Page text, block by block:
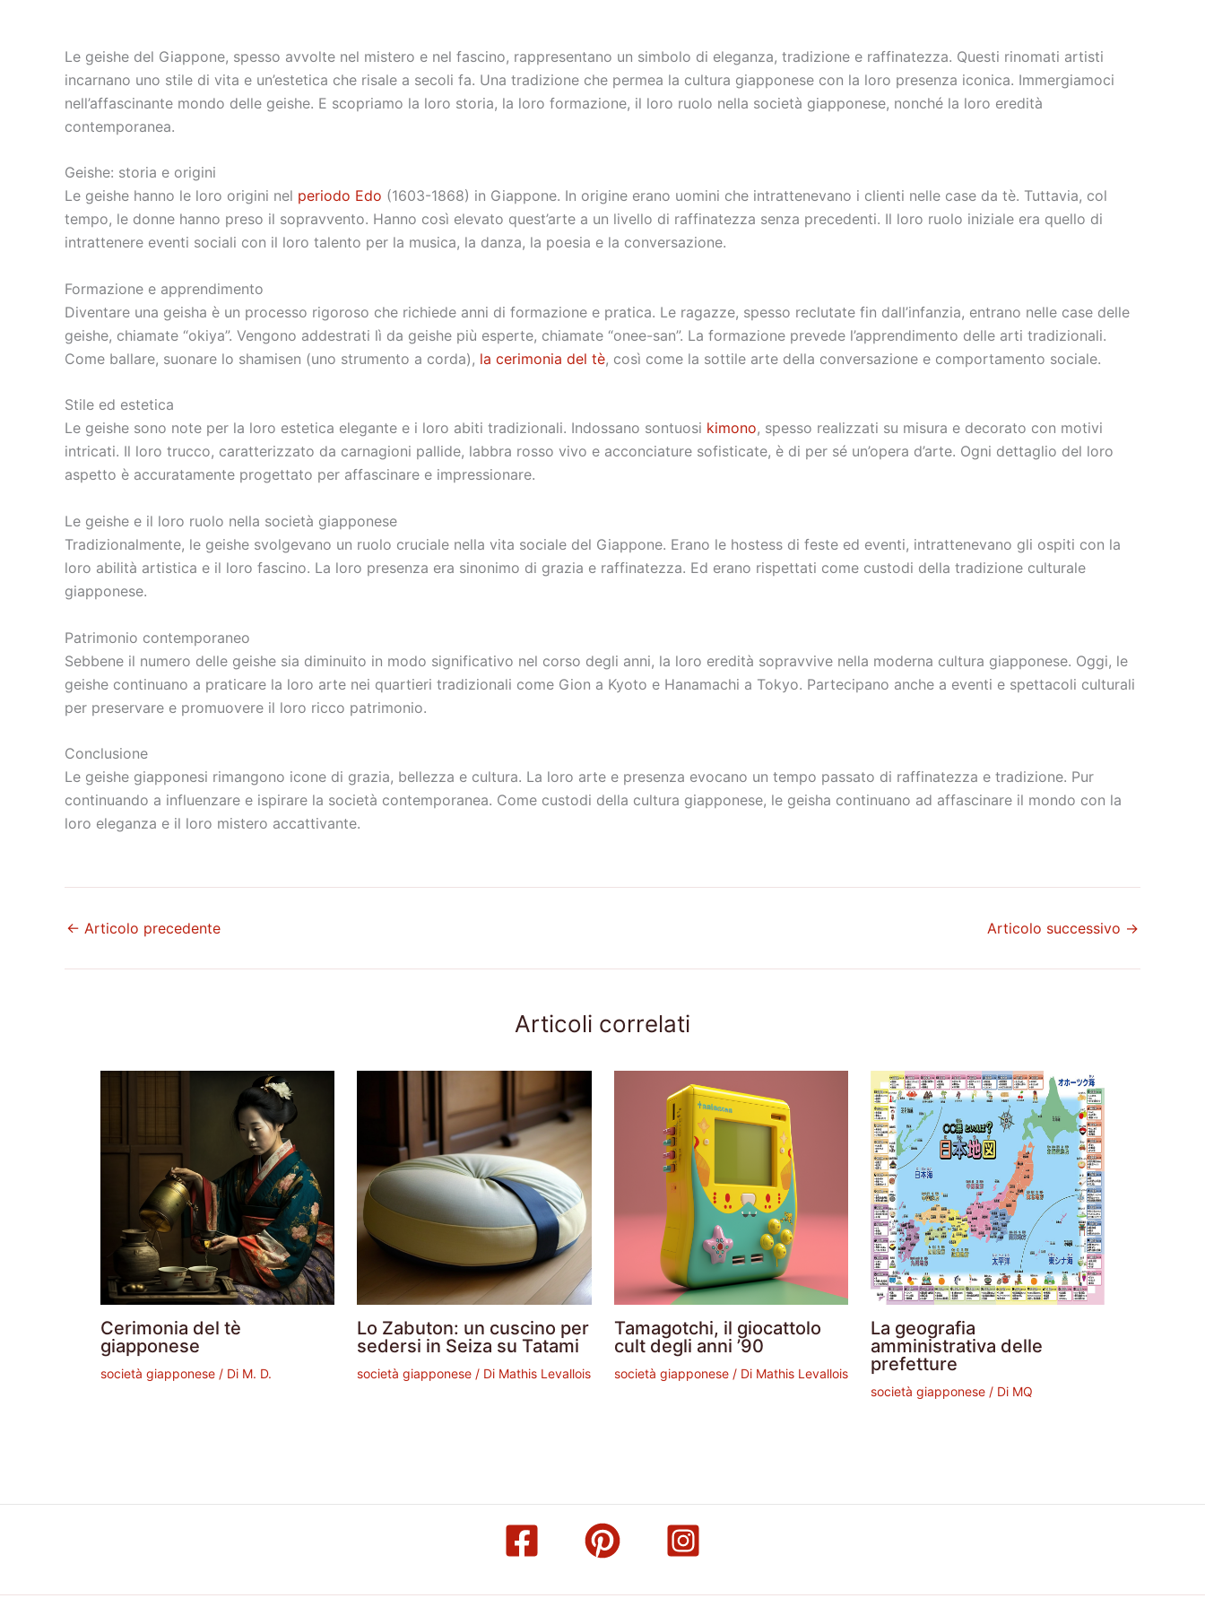
Le geishe del Giappone, spesso avvolte nel mistero e nel fascino, rappresentano un simbolo di eleganza, tradizione e raffinatezza. Questi rinomati artisti
incarnano uno stile di vita e un’estetica che risale a secoli fa. Una tradizione che permea la cultura giapponese con la loro presenza iconica. Immergiamoci
nell’affascinante mondo delle geishe. E scopriamo la loro storia, la loro formazione, il loro ruolo nella società giapponese, nonché la loro eredità
contemporanea.
Geishe: storia e origini
Le geishe hanno le loro origini nel periodo Edo (1603-1868) in Giappone. In origine erano uomini che intrattenevano i clienti nelle case da tè. Tuttavia, col
tempo, le donne hanno preso il sopravvento. Hanno così elevato quest’arte a un livello di raffinatezza senza precedenti. Il loro ruolo iniziale era quello di
intrattenere eventi sociali con il loro talento per la musica, la danza, la poesia e la conversazione.
Formazione e apprendimento
Diventare una geisha è un processo rigoroso che richiede anni di formazione e pratica. Le ragazze, spesso reclutate fin dall’infanzia, entrano nelle case delle
geishe, chiamate “okiya”. Vengono addestrati lì da geishe più esperte, chiamate “onee-san”. La formazione prevede l’apprendimento delle arti tradizionali.
Come ballare, suonare lo shamisen (uno strumento a corda), la cerimonia del tè, così come la sottile arte della conversazione e comportamento sociale.
Stile ed estetica
Le geishe sono note per la loro estetica elegante e i loro abiti tradizionali. Indossano sontuosi kimono, spesso realizzati su misura e decorato con motivi
intricati. Il loro trucco, caratterizzato da carnagioni pallide, labbra rosso vivo e acconciature sofisticate, è di per sé un’opera d’arte. Ogni dettaglio del loro
aspetto è accuratamente progettato per affascinare e impressionare.
Le geishe e il loro ruolo nella società giapponese
Tradizionalmente, le geishe svolgevano un ruolo cruciale nella vita sociale del Giappone. Erano le hostess di feste ed eventi, intrattenevano gli ospiti con la
loro abilità artistica e il loro fascino. La loro presenza era sinonimo di grazia e raffinatezza. Ed erano rispettati come custodi della tradizione culturale
giapponese.
Patrimonio contemporaneo
Sebbene il numero delle geishe sia diminuito in modo significativo nel corso degli anni, la loro eredità sopravvive nella moderna cultura giapponese. Oggi, le
geishe continuano a praticare la loro arte nei quartieri tradizionali come Gion a Kyoto e Hanamachi a Tokyo. Partecipano anche a eventi e spettacoli culturali
per preservare e promuovere il loro ricco patrimonio.
Conclusione
Le geishe giapponesi rimangono icone di grazia, bellezza e cultura. La loro arte e presenza evocano un tempo passato di raffinatezza e tradizione. Pur
continuando a influenzare e ispirare la società contemporanea. Come custodi della cultura giapponese, le geisha continuano ad affascinare il mondo con la
loro eleganza e il loro mistero accattivante.
← Articolo precedente Articolo successivo →
Articoli correlati
Cerimonia del tè
giapponese
società giapponese / Di M. D.
Lo Zabuton: un cuscino per
sedersi in Seiza su Tatami
società giapponese / Di Mathis Levallois
Tamagotchi, il giocattolo
cult degli anni ’90
società giapponese/ Di Mathis Levallois
La geografia
amministrativa delle
prefetture
società giapponese/ Di MQ